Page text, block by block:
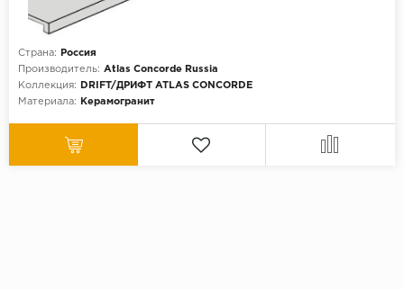
Страна:
Россия
Производитель: Atlas Concorde Russia
Коллекция:
DRIFT/ДРИФТ ATLAS CONCORDE
Материала:
Керамогранит